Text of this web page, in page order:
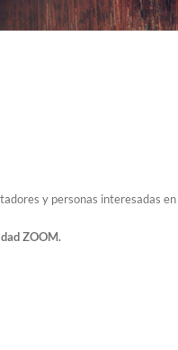
y personas interesadas en
ZOOM.